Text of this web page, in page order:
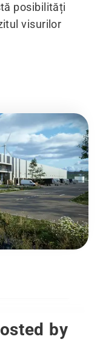
posibilități
visurilor
by